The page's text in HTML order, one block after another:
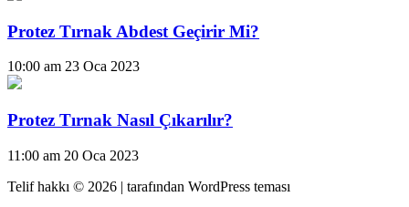
Protez Tırnak Abdest Geçirir Mi?
10:00 am 23 Oca 2023
Protez Tırnak Nasıl Çıkarılır?
11:00 am 20 Oca 2023
Telif hakkı © 2026 | tarafından WordPress teması